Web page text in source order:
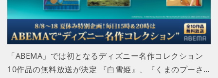
「ABEMA」では初となるディズニー名作コレクション
10作品の無料放送が決定 『白雪姫』、『くまのプーさ…